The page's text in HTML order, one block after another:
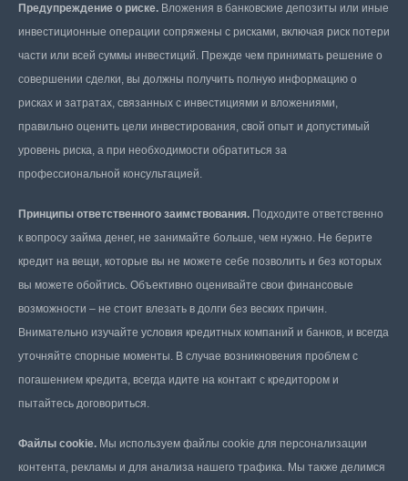
Предупреждение о риске. Вложения в банковские депозиты или иные
инвестиционные операции сопряжены с рисками, включая риск потери
части или всей суммы инвестиций. Прежде чем принимать решение о
совершении сделки, вы должны получить полную информацию о
рисках и затратах, связанных с инвестициями и вложениями,
правильно оценить цели инвестирования, свой опыт и допустимый
уровень риска, а при необходимости обратиться за
профессиональной консультацией.
Принципы ответственного заимствования. Подходите ответственно
к вопросу займа денег, не занимайте больше, чем нужно. Не берите
кредит на вещи, которые вы не можете себе позволить и без которых
вы можете обойтись. Объективно оценивайте свои финансовые
возможности – не стоит влезать в долги без веских причин.
Внимательно изучайте условия кредитных компаний и банков, и всегда
уточняйте спорные моменты. В случае возникновения проблем с
погашением кредита, всегда идите на контакт с кредитором и
пытайтесь договориться.
Файлы cookie. Мы используем файлы cookie для персонализации
контента, рекламы и для анализа нашего трафика. Мы также делимся